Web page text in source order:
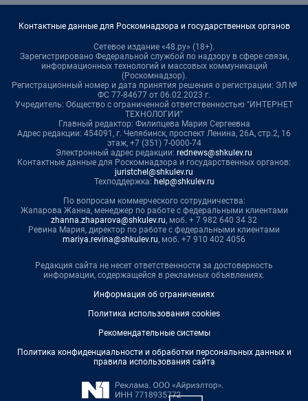
Контактные данные для Роскомнадзора и государственных органов
Сетевое издание «48.ру» (18+).
Зарегистрировано Федеральной службой по надзору в сфере связи,
информационных технологий и массовых коммуникаций
(Роскомнадзор).
Регистрационный номер и дата принятия решения о регистрации: ЭЛ №
ФС 77-84677 от 06.02.2023 г.
Учредитель: Общество с ограниченной ответственностью "ИНТЕРНЕТ
ТЕХНОЛОГИИ"
Главный редактор: Филипцева Мария Сергеевна
Адрес редакции: 454091, г. Челябинск, проспект Ленина, 26А, стр.2, 16
этаж, +7 (351) 7-0000-74
Электронный адрес редакции: rednews@shkulev.ru
Контактные данные для Роскомнадзора и государственных органов:
juristchel@shkulev.ru
Техподдержка: help@shkulev.ru
По вопросам коммерческого сотрудничества:
Жапарова Жанна, менеджер по работе с федеральными клиентами
zhanna.zhaparova@shkulev.ru, моб. + 7 982 640 34 32
Ревина Мария, директор по работе с федеральными клиентами
mariya.revina@shkulev.ru, моб. +7 910 402 4056
Редакция сайта не несет ответственности за достоверность
информации, содержащейся в рекламных объявлениях.
Информация об ограничениях
Политика использования cookies
Рекомендательные системы
Политика конфиденциальности и обработки персональных данных и
правила использования сайта